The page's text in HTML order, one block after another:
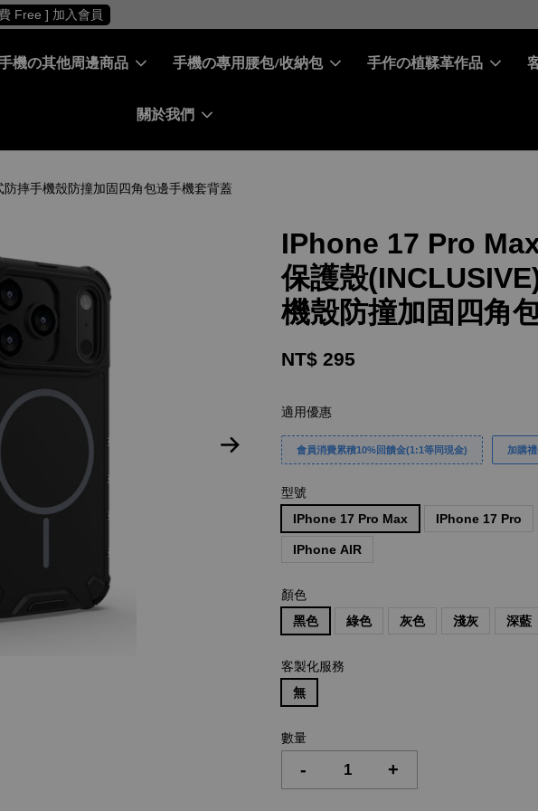
專屬 ］ 每筆消費累積10%回饋金
機の其他周邊商品 手機の專用腰包/收納包 手作の植鞣革作品
關於我們
摔手機殼防撞加固四角包邊手機套背蓋
IPhone 17 Pro
保護殼
機殼防撞加固四角
NT$ 295
適用優惠
會員消費累積10%回饋金(1:1等同現金) 加購
型號
IPhone 17 Pro Max
IPhone 17 Pro
IPhone AIR
顏色
黑色
綠色 灰色 淺灰 深藍
客製化服務
無
數量
- +